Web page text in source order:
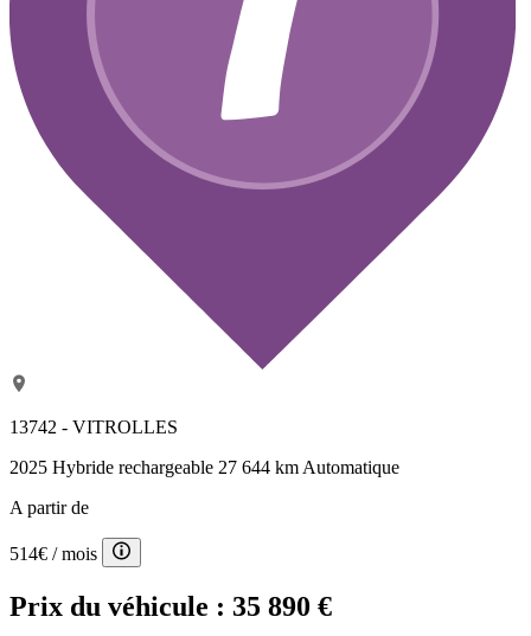
13742 - VITROLLES
2025 Hybride rechargeable 27 644 km Automatique
A partir de
514€ / mois
Prix du véhicule : 35 890 €